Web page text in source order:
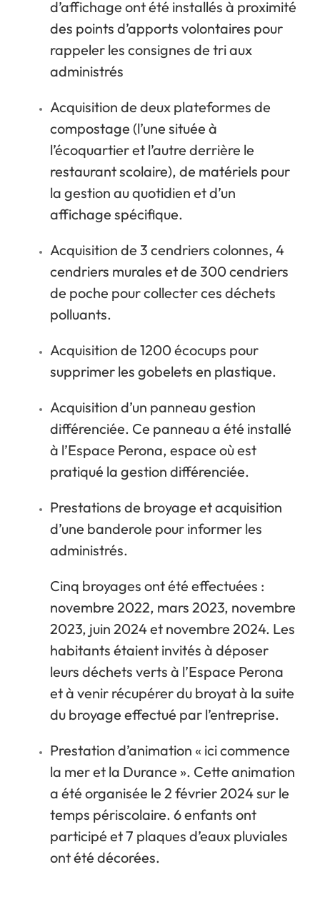
d’affichage ont été installés à proximité
des points d’apports volontaires pour
rappeler les consignes de tri aux
administrés
Acquisition de deux plateformes de
compostage (l’une située à
l’écoquartier et l’autre derrière le
restaurant scolaire), de matériels pour
la gestion au quotidien et d’un
affichage spécifique.
Acquisition de 3 cendriers colonnes, 4
cendriers murales et de 300 cendriers
de poche pour collecter ces déchets
polluants.
Acquisition de 1200 écocups pour
supprimer les gobelets en plastique.
Acquisition d’un panneau gestion
différenciée. Ce panneau a été installé
à l’Espace Perona, espace où est
pratiqué la gestion différenciée.
Prestations de broyage et acquisition
d’une banderole pour informer les
administrés.
Cinq broyages ont été effectuées :
novembre 2022, mars 2023, novembre
2023, juin 2024 et novembre 2024. Les
habitants étaient invités à déposer
leurs déchets verts à l’Espace Perona
et à venir récupérer du broyat à la suite
du broyage effectué par l’entreprise.
Prestation d’animation « ici commence
la mer et la Durance ». Cette animation
a été organisée le 2 février 2024 sur le
temps périscolaire. 6 enfants ont
participé et 7 plaques d’eaux pluviales
ont été décorées.